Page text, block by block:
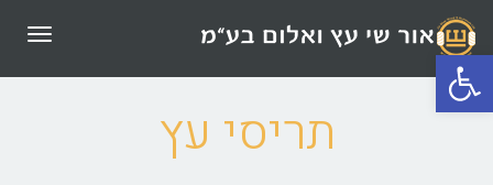
פתח סרגל נגישות
תריסי עץ